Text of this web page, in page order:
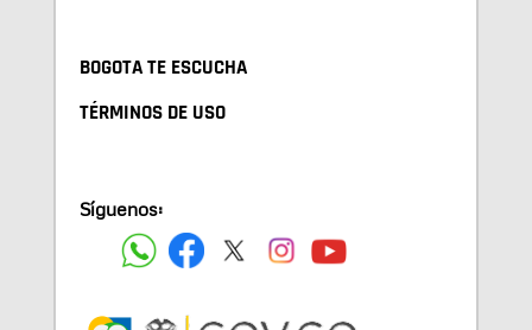
BOGOTA TE ESCUCHA
TÉRMINOS DE USO
Síguenos: